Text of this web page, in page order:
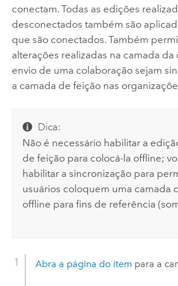
conectam. Todas as edições
desconectados também são
que são conectados. Também
alterações realizadas na camada
envio de uma colaboração sejam
a camada de feição nas
Dica:
Não é necessário habilitar a
de feição para colocá-la offline;
habilitar a sincronização para
usuários coloquem uma camada
offline para fins de referência
Abra a página do item para a